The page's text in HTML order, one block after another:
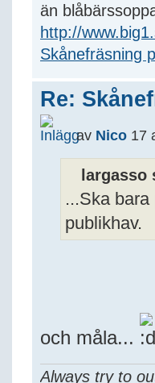
än
http://
Skånefräsning
Re:
av Nico 17
largasso
...Ska
publikhav.
och måla...
Always try to